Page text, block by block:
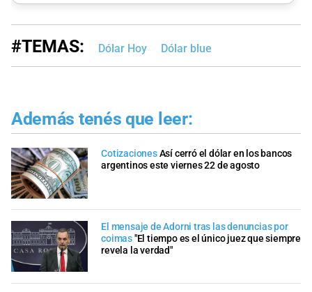
#TEMAS: Dólar Hoy Dólar blue
Además tenés que leer:
CotizacionesAsí cerró el dólar en los bancos
argentinos este viernes 22 de agosto
El mensaje de Adorni tras las denuncias por
coimas"El tiempo es el único juez que siempre
revela la verdad"